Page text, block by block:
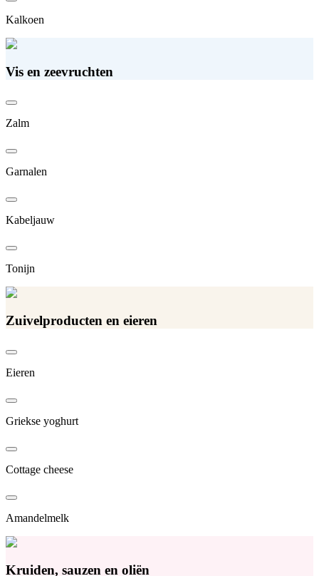
Kalkoen
Vis en zeevruchten
Zalm
Garnalen
Kabeljauw
Tonijn
Zuivelproducten en eieren
Eieren
Griekse yoghurt
Cottage cheese
Amandelmelk
Kruiden, sauzen en oliën